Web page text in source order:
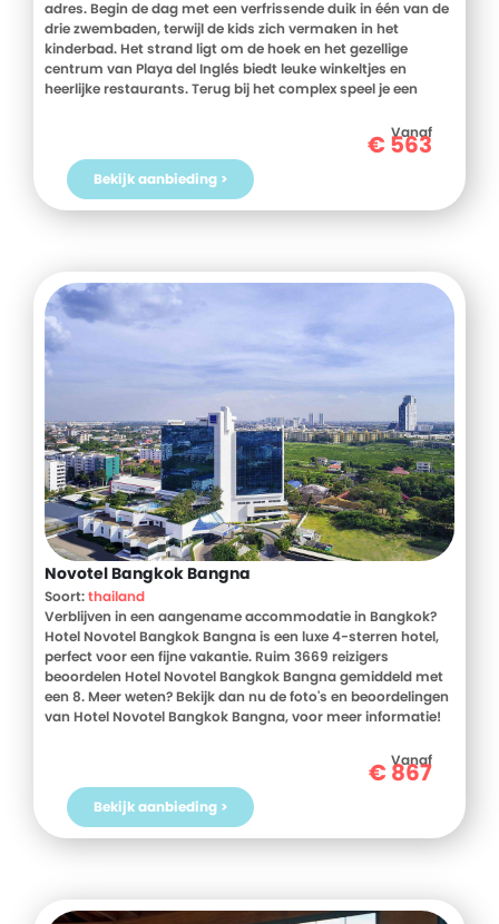
adres. Begin de dag met een verfrissende duik in één van de
drie zwembaden, terwijl de kids zich vermaken in het
kinderbad. Het strand ligt om de hoek en het gezellige
centrum van Playa del Inglés biedt leuke winkeltjes en
heerlijke restaurants. Terug bij het complex speel je een
laatste zonnestralen bij het zwembad met een cocktail in de
Vanaf
€563
Bekijk aanbieding >
Novotel Bangkok Bangna
Soort:thailand
Verblijven in een aangename accommodatie in Bangkok?
Hotel Novotel Bangkok Bangna is een luxe 4-sterren hotel,
perfect voor een fijne vakantie. Ruim 3669 reizigers
beoordelen Hotel Novotel Bangkok Bangna gemiddeld met
een 8. Meer weten? Bekijk dan nu de foto's en beoordelingen
van Hotel Novotel Bangkok Bangna, voor meer informatie!
vakantie naar Hotel Novotel Bangkok Bangna vandaag nog!
Vanaf
€867
Bekijk aanbieding >